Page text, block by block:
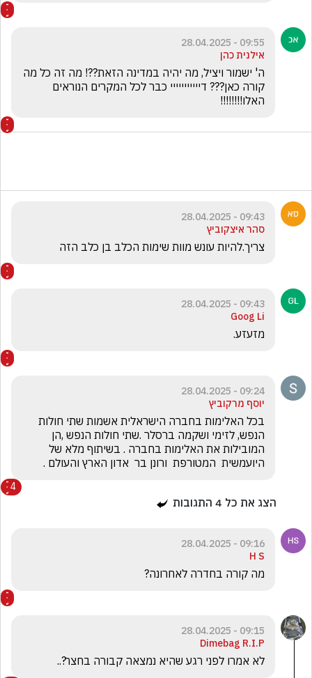
09:55 - 28.04.2025
אילנית כהן
האלו!!!!!!!!
09:43 - 28.04.2025
סהר איצקוביץ
צריך.להיות עונש מוות שימות הכלב בן כלב הזה
09:43 - 28.04.2025
Goog Li
מזעזע.
09:24 - 28.04.2025
יוסף מרקוביץ
היועמשית  המטורפת  ורונן בר  אדון הארץ והעולם .
4
הצג את כל 4 התגובות
09:16 - 28.04.2025
H S
מה קורה בחדרה לאחרונה?
09:15 - 28.04.2025
Dimebag R.I.P
לא אמרו לפני רגע שהיא נמצאה קבורה בחצר?..